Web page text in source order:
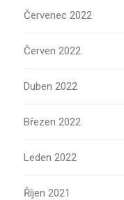
Červenec 2022
Červen 2022
Duben 2022
Březen 2022
Leden 2022
Říjen 2021